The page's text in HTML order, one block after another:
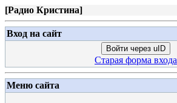
[Радио Кристина]
Вход на сайт
Войти через uID
Старая форма входа
Меню сайта